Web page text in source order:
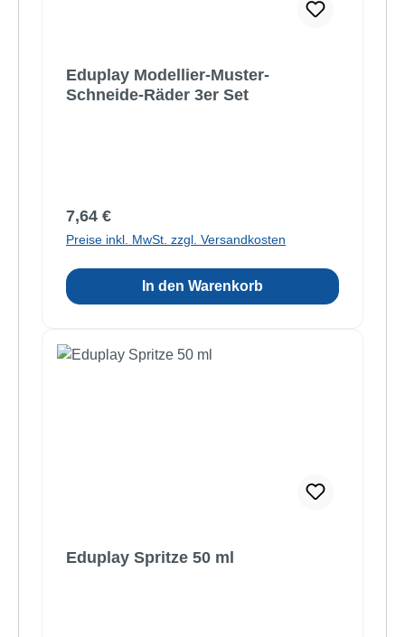
Eduplay Modellier-Muster-
Schneide-Räder 3er Set
Regulärer Preis:
7,64 €
Preise inkl. MwSt. zzgl. Versandkosten
In den Warenkorb
Eduplay Spritze 50 ml